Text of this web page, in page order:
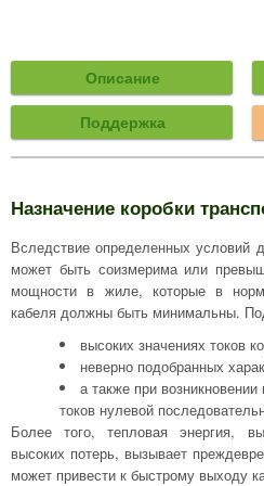
Описание
Поддержка
Назначение коробки
Вследствие определенных условий
может быть соизмерима или
мощности в жиле, которые в
кабеля должны быть минимальны.
высоких значениях токов
неверно подобранных
а также при
токов нулевой
Более того, тепловая энергия,
высоких потерь, вызывает
может привести к быстрому выходу